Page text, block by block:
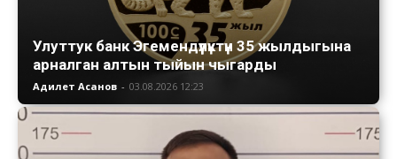
Улуттук банк Эгемендүүлүктүн 35 жылдыгына
арналган алтын тыйын чыгарды
Адилет Асанов - 03.08.2026 12:23